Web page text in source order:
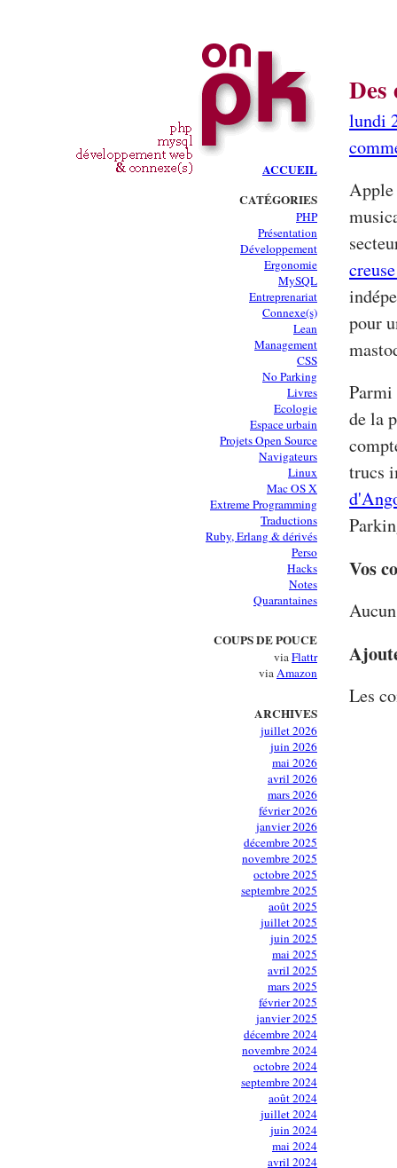
ACCUEIL
CATÉGORIES
PHP
Présentation
Développement
Ergonomie
MySQL
Entreprenariat
Connexe(s)
Lean
Management
CSS
No Parking
Livres
Ecologie
Espace urbain
Projets Open Source
Navigateurs
Linux
Mac OS X
Extreme Programming
Traductions
Ruby, Erlang & dérivés
Perso
Hacks
Notes
Quarantaines
COUPS DE POUCE
viaFlattr
viaAmazon
ARCHIVES
juillet 2026
juin 2026
mai 2026
avril 2026
mars 2026
février 2026
janvier 2026
décembre 2025
novembre 2025
octobre 2025
septembre 2025
août 2025
juillet 2025
juin 2025
mai 2025
avril 2025
mars 2025
février 2025
janvier 2025
décembre 2024
novembre 2024
octobre 2024
septembre 2024
août 2024
juillet 2024
juin 2024
mai 2024
avril 2024
Des
lundi
Apple
pour
Parmi
de la
trucs
Vos
Les